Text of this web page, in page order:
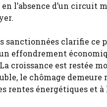
l’absence d’un
sanctionnées clarifie ce
effondrement
croissance est restée
le chômage demeure
rentes énergétiques et